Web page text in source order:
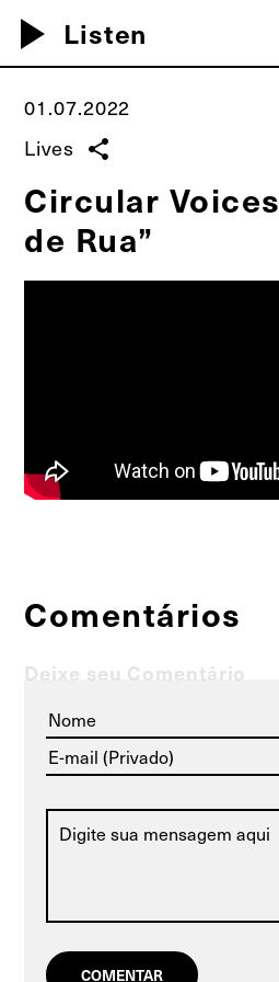
play_arrow Listen
01.07.2022
Lives
share
Circular
de Rua”
Comentários
Deixe seu Comentário